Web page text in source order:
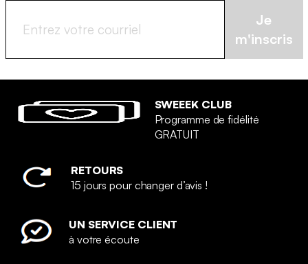
Je
m'inscris
SWEEEK CLUB
Programme de fidélité
GRATUIT
RETOURS
15 jours pour changer d’avis !
UN SERVICE CLIENT
à votre écoute